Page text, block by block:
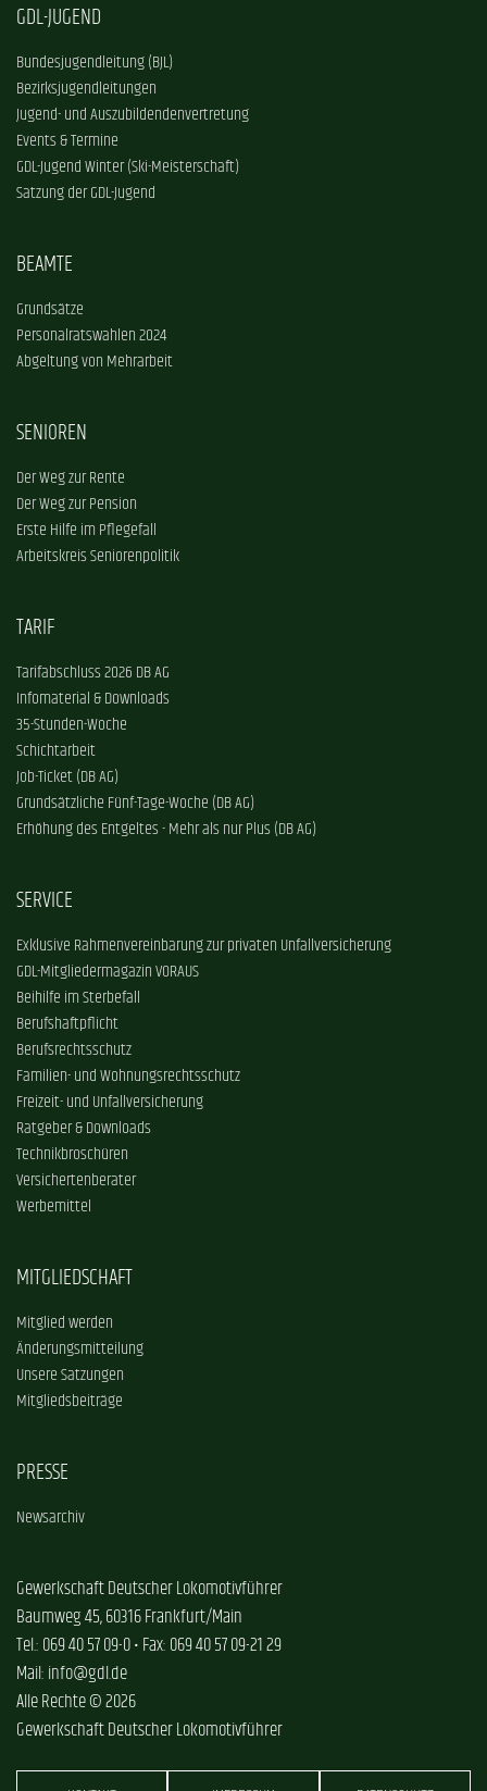
GDL-JUGEND
Bundesjugendleitung (BJL)
Bezirksjugendleitungen
Jugend- und Auszubildendenvertretung
Events & Termine
GDL-Jugend Winter (Ski-Meisterschaft)
Satzung der GDL-Jugend
BEAMTE
Grundsätze
Personalratswahlen 2024
Abgeltung von Mehrarbeit
SENIOREN
Der Weg zur Rente
Der Weg zur Pension
Erste Hilfe im Pflegefall
Arbeitskreis Seniorenpolitik
TARIF
Tarifabschluss 2026 DB AG
Infomaterial & Downloads
35-Stunden-Woche
Schichtarbeit
Job-Ticket (DB AG)
Grundsätzliche Fünf-Tage-Woche (DB AG)
Erhöhung des Entgeltes - Mehr als nur Plus (DB AG)
SERVICE
Exklusive Rahmenvereinbarung zur privaten Unfallversicherung
GDL-Mitgliedermagazin VORAUS
Beihilfe im Sterbefall
Berufshaftpflicht
Berufsrechtsschutz
Familien- und Wohnungsrechtsschutz
Freizeit- und Unfallversicherung
Ratgeber & Downloads
Technikbroschüren
Versichertenberater
Werbemittel
MITGLIEDSCHAFT
Mitglied werden
Änderungsmitteilung
Unsere Satzungen
Mitgliedsbeiträge
PRESSE
Newsarchiv
Gewerkschaft Deutscher Lokomotivführer
Baumweg 45, 60316 Frankfurt/Main
Tel.: 069 40 57 09-0 • Fax: 069 40 57 09-21 29
Mail: info@gdl.de
Alle Rechte © 2026
Gewerkschaft Deutscher Lokomotivführer